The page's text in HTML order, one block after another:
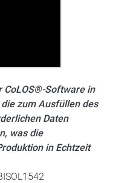
CoLOS®-Software in
zum Ausfüllen des
Daten
was die
in Echtzeit